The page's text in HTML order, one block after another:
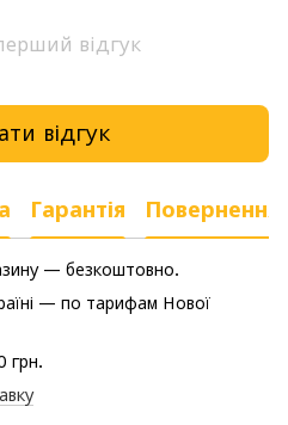
відгук
відгук
Гарантія Повернення
— безкоштовно.
— по тарифам Нової
грн.